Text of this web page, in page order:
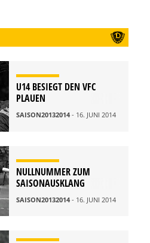
U14 BESIEGT DEN VFC
PLAUEN
SAISON20132014 - 16. JUNI 2014
NULLNUMMER ZUM
SAISONAUSKLANG
SAISON20132014 - 16. JUNI 2014